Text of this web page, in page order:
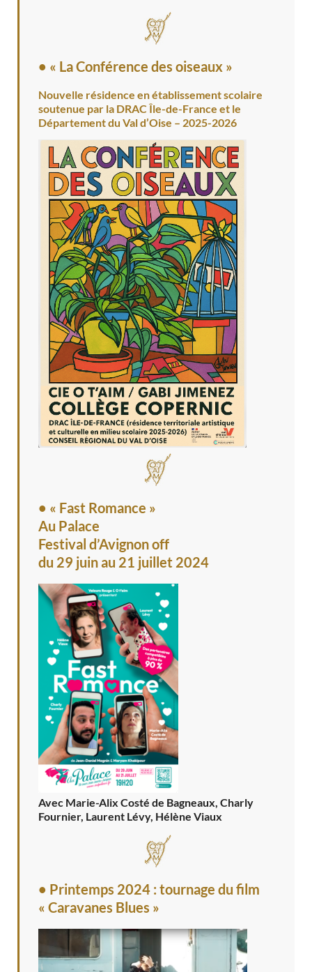
• « La Conférence des oiseaux »
Nouvelle résidence en établissement scolaire
soutenue par la DRAC Île-de-France et le
Département du Val d’Oise – 2025-2026
• « Fast Romance »
Au Palace
Festival d’Avignon off
du 29 juin au 21 juillet 2024
Avec Marie-Alix Costé de Bagneaux, Charly
Fournier, Laurent Lévy, Hélène Viaux
• Printemps 2024 : tournage du film
« Caravanes Blues »